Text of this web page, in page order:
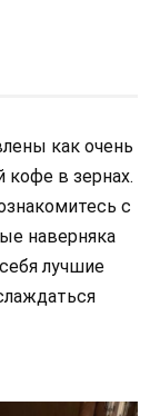
как очень
в зернах.
с
наверняка
лучшие